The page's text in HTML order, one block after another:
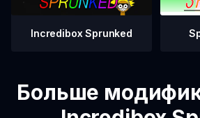
Incredibox Sprunked
Больше